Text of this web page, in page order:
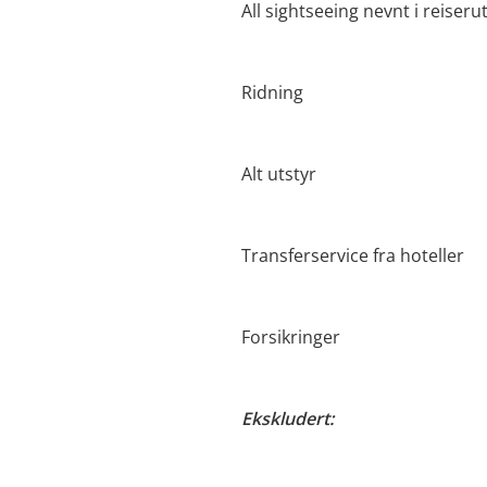
All sightseeing nevnt i
Ridning
Alt utstyr
Transferservice fra hoteller
Forsikringer
Ekskludert: